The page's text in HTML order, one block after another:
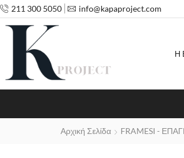
211 300 5050 info@kapaproject.com
Η
Αρχική Σελίδα FRAMESI -